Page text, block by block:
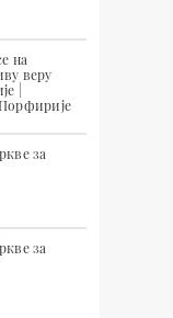
на
веру
|
за
за